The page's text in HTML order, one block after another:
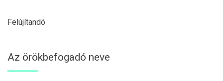
Felújítandó
Az örökbefogadó neve